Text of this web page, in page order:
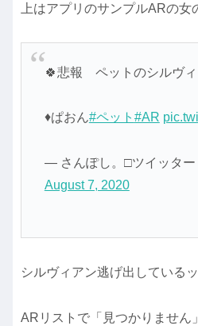
上はアプリのサンプルARの女
🍀悲報 ペットのシルヴィ
♦ぱおん#ペット #AR
— さんぽし。□ツイッター
August 7, 2020
シルヴィアン逃げ出しているッ
ARリストで「見つかりません